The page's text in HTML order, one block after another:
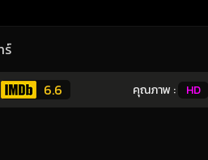
ร์
6.6 คุณภาพ : HD